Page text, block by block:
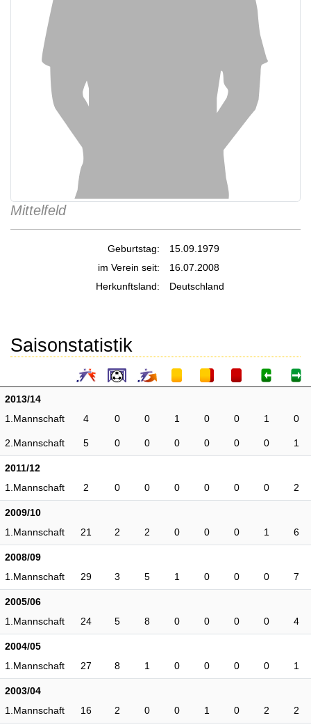
Mittelfeld
Geburtstag:
15.09.1979
im Verein seit:
16.07.2008
Herkunftsland:
Deutschland
Saisonstatistik
2013/14
1.Mannschaft
4 0 0 1 0 0 1 0
2.Mannschaft 5 0 0 0 0 0 0 1
2011/12
1.Mannschaft
2 0 0 0 0 0 0 2
2009/10
1.Mannschaft
21 2 2 0 0 0 1 6
2008/09
1.Mannschaft
29 3 5 1 0 0 0 7
2005/06
1.Mannschaft
24 5 8 0 0 0 0 4
2004/05
1.Mannschaft
27 8 1 0 0 0 0 1
2003/04
1.Mannschaft
16 2 0 0 1 0 2 2